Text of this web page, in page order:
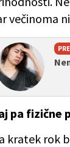
večinoma
pa fizične
kratek rok